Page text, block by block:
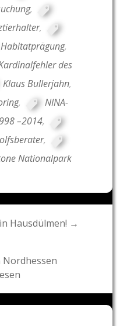
,
,
Habitatprägung,
des
Klaus Bullerjahn,
,
NINA-
–2014,
,
Nationalpark
Hausdülmen! →